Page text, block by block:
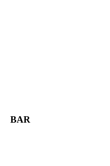
BAR